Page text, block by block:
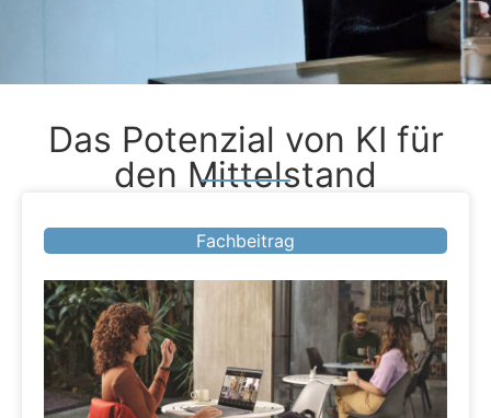
Das Potenzial von KI für
den Mittelstand
Fachbeitrag